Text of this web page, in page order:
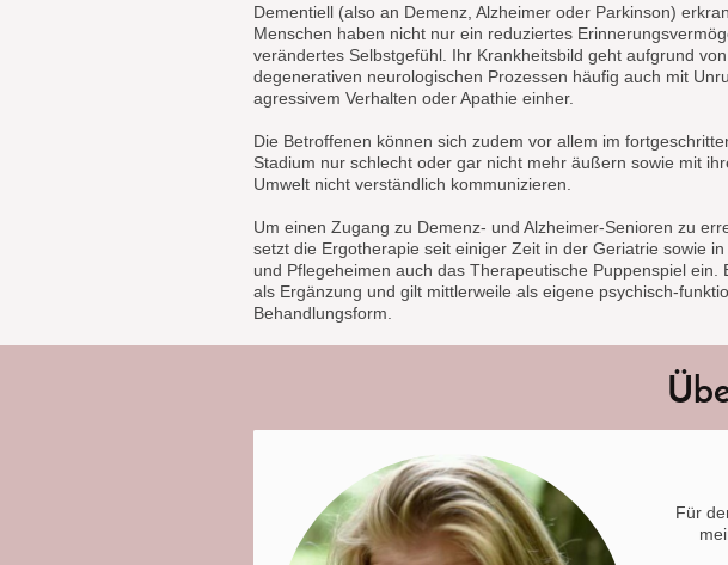
Dementiell (also an Demenz, Alzheimer oder Parkinson)
Menschen haben nicht nur ein reduziertes
verändertes Selbstgefühl. Ihr Krankheitsbild geht aufgrund von
degenerativen neurologischen Prozessen häufig auch mit
agressivem Verhalten oder Apathie einher.
Die Betroffenen können sich zudem vor allem im
Stadium nur schlecht oder gar nicht mehr äußern sowie mit
Umwelt nicht verständlich kommunizieren.
Um einen Zugang zu Demenz- und Alzheimer-Senioren zu
setzt die Ergotherapie seit einiger Zeit in der Geriatrie sowie in
und Pflegeheimen auch das Therapeutische Puppenspiel ein.
als Ergänzung und gilt mittlerweile als eigene psychisch-
Behandlungsform.
Für